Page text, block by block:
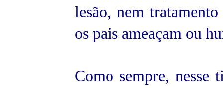
lesão, nem
os pais ameaçam ou
Como sempre, nesse